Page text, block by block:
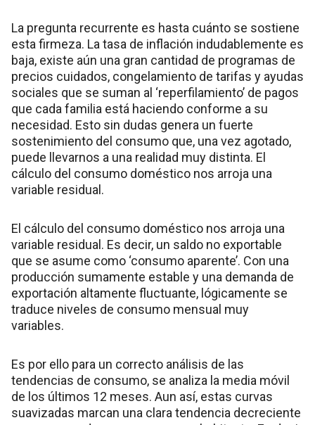
La pregunta recurrente es hasta cuánto se sostiene
esta firmeza. La tasa de inflación indudablemente es
baja, existe aún una gran cantidad de programas de
precios cuidados, congelamiento de tarifas y ayudas
sociales que se suman al ‘reperfilamiento’ de pagos
que cada familia está haciendo conforme a su
necesidad. Esto sin dudas genera un fuerte
sostenimiento del consumo que, una vez agotado,
puede llevarnos a una realidad muy distinta. El
cálculo del consumo doméstico nos arroja una
variable residual.
El cálculo del consumo doméstico nos arroja una
variable residual. Es decir, un saldo no exportable
que se asume como ‘consumo aparente’. Con una
producción sumamente estable y una demanda de
exportación altamente fluctuante, lógicamente se
traduce niveles de consumo mensual muy
variables.
Es por ello para un correcto análisis de las
tendencias de consumo, se analiza la media móvil
de los últimos 12 meses. Aun así, estas curvas
suavizadas marcan una clara tendencia decreciente